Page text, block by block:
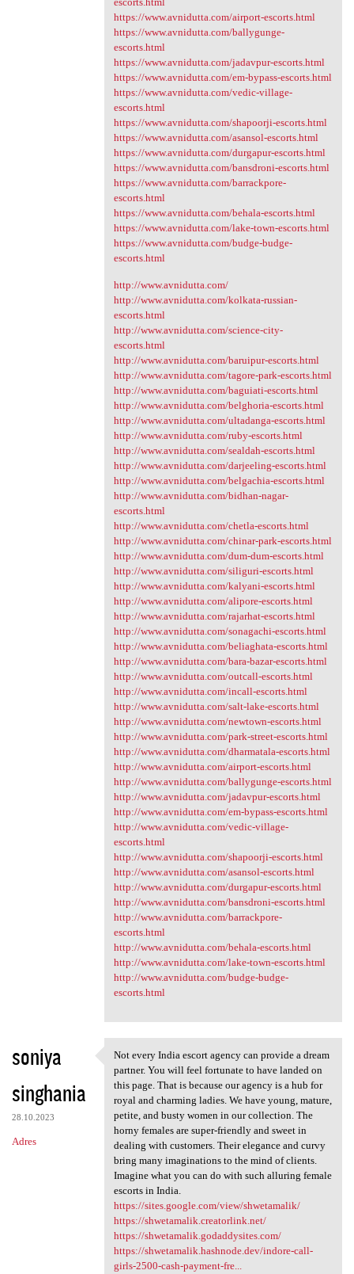
https://www.avnidutta.com/airport-escorts.html
https://www.avnidutta.com/ballygunge-
escorts.html
https://www.avnidutta.com/jadavpur-escorts.html
https://www.avnidutta.com/em-bypass-escorts.html
https://www.avnidutta.com/vedic-village-
escorts.html
https://www.avnidutta.com/shapoorji-escorts.html
https://www.avnidutta.com/asansol-escorts.html
https://www.avnidutta.com/durgapur-escorts.html
https://www.avnidutta.com/bansdroni-escorts.html
https://www.avnidutta.com/barrackpore-
escorts.html
https://www.avnidutta.com/behala-escorts.html
https://www.avnidutta.com/lake-town-escorts.html
https://www.avnidutta.com/budge-budge-
escorts.html
http://www.avnidutta.com/
http://www.avnidutta.com/kolkata-russian-
escorts.html
http://www.avnidutta.com/science-city-
escorts.html
http://www.avnidutta.com/baruipur-escorts.html
http://www.avnidutta.com/tagore-park-escorts.html
http://www.avnidutta.com/baguiati-escorts.html
http://www.avnidutta.com/belghoria-escorts.html
http://www.avnidutta.com/ultadanga-escorts.html
http://www.avnidutta.com/ruby-escorts.html
http://www.avnidutta.com/sealdah-escorts.html
http://www.avnidutta.com/darjeeling-escorts.html
http://www.avnidutta.com/belgachia-escorts.html
http://www.avnidutta.com/bidhan-nagar-
escorts.html
http://www.avnidutta.com/chetla-escorts.html
http://www.avnidutta.com/chinar-park-escorts.html
http://www.avnidutta.com/dum-dum-escorts.html
http://www.avnidutta.com/siliguri-escorts.html
http://www.avnidutta.com/kalyani-escorts.html
http://www.avnidutta.com/alipore-escorts.html
http://www.avnidutta.com/rajarhat-escorts.html
http://www.avnidutta.com/sonagachi-escorts.html
http://www.avnidutta.com/beliaghata-escorts.html
http://www.avnidutta.com/bara-bazar-escorts.html
http://www.avnidutta.com/outcall-escorts.html
http://www.avnidutta.com/incall-escorts.html
http://www.avnidutta.com/salt-lake-escorts.html
http://www.avnidutta.com/newtown-escorts.html
http://www.avnidutta.com/park-street-escorts.html
http://www.avnidutta.com/dharmatala-escorts.html
http://www.avnidutta.com/airport-escorts.html
http://www.avnidutta.com/ballygunge-escorts.html
http://www.avnidutta.com/jadavpur-escorts.html
http://www.avnidutta.com/em-bypass-escorts.html
http://www.avnidutta.com/vedic-village-
escorts.html
http://www.avnidutta.com/shapoorji-escorts.html
http://www.avnidutta.com/asansol-escorts.html
http://www.avnidutta.com/durgapur-escorts.html
http://www.avnidutta.com/bansdroni-escorts.html
http://www.avnidutta.com/barrackpore-
escorts.html
http://www.avnidutta.com/behala-escorts.html
http://www.avnidutta.com/lake-town-escorts.html
http://www.avnidutta.com/budge-budge-
escorts.html
soniya
singhania
28.10.2023
Adres
Not every India escort agency
Not every India escort agency can provide a dream
partner. You will feel fortunate to have landed on
this page. That is because our agency is a hub for
royal and charming ladies. We have young, mature,
petite, and busty women in our collection. The
horny females are super-friendly and sweet in
dealing with customers. Their elegance and curvy
bring many imaginations to the mind of clients.
Imagine what you can do with such alluring female
escorts in India.
https://sites.google.com/view/shwetamalik/
https://shwetamalik.creatorlink.net/
https://shwetamalik.godaddysites.com/
https://shwetamalik.hashnode.dev/indore-call-
girls-2500-cash-payment-fre...